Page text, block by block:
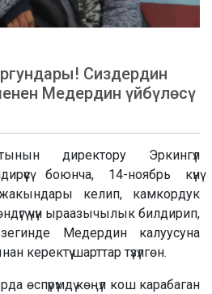
Сиздердин
Медердин үйбүлѳсү
директору Эркингүл
боюнча, 14-ноябрь күнү
келип, камкордук
үчүн ыраазычылык билдирип,
Медердин калуусуна
керектүү шарттар түзүлгѳн.
ѳспүрүмдү кѳңүл кош карабаган